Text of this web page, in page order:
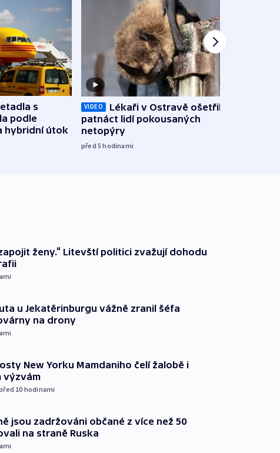
s
podle
hybridní útok
VIDEO
Lékaři v Ostravě ošetřili už
patnáct lidí pokousaných
netopýry
před 5hodinami
ženy.“ Litevští politici zvažují dohodu
u Jekatěrinburgu vážně zranil šéfa
na drony
New Yorku Mamdaniho čelí žalobě i
výzvám
10 hodinami
jsou zadržováni občané z více než 50
na straně Ruska